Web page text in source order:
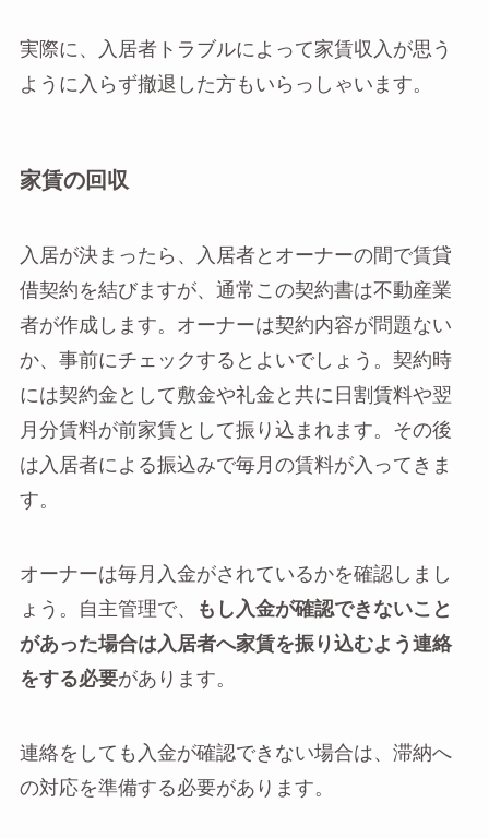
実際に、入居者トラブルによって家賃収入が思う
ように入らず撤退した方もいらっしゃいます。
家賃の回収
入居が決まったら、入居者とオーナーの間で賃貸
借契約を結びますが、通常この契約書は不動産業
者が作成します。オーナーは契約内容が問題ない
か、事前にチェックするとよいでしょう。契約時
には契約金として敷金や礼金と共に日割賃料や翌
月分賃料が前家賃として振り込まれます。その後
は入居者による振込みで毎月の賃料が入ってきま
す。
オーナーは毎月入金がされているかを確認しまし
ょう。自主管理で、
もし入金が確認できないこと
があった場合は入居者へ家賃を振り込むよう連絡
をする必要があります。
連絡をしても入金が確認できない場合は、滞納へ
の対応を準備する必要があります。